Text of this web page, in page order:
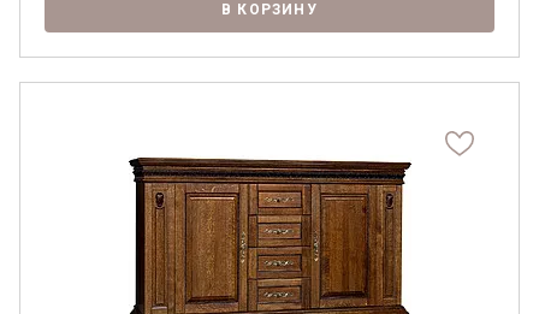
В КОРЗИНУ